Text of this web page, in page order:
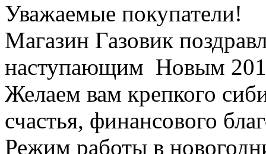
Уважаемые покупатели!
Магазин Газовик
наступающим Новым
Желаем вам крепкого
счастья, финансового
Режим работы в